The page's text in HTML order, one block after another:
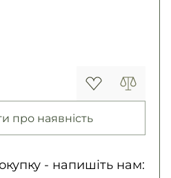
про наявність
- напишіть нам: